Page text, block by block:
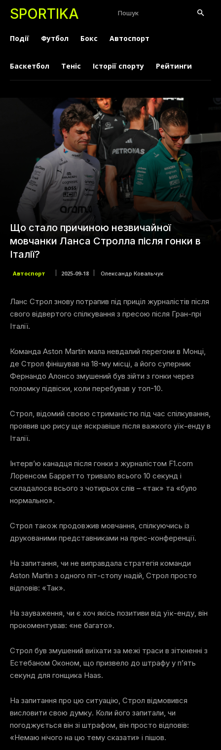
SPORTIKA Пошук
Події Футбол Бокс Автоспорт
Баскетбол Теніс Історії спорту Рейтинги
Що стало причиною незвичайної
мовчанки Ланса Стролла після гонки в
Італії?
Автоспорт 2025-09-18 Олександр Ковальчук
Ланс Строл знову потрапив під приціл журналістів після
свого відвертого спілкування з пресою після Гран-прі
Італії.
Команда Aston Martin мала невдалий перегони в Монці,
де Строл фінішував на 18-му місці, а його суперник
Фернандо Алонсо змушений був зійти з гонки через
поломку підвіски, коли перебував у топ-10.
Строл, відомий своєю стриманістю під час спілкування,
проявив цю рису ще яскравіше після важкого уїк-енду в
Італії.
Інтерв’ю канадця після гонки з журналістом F1.com
Лоренсом Барретто тривало всього 10 секунд і
складалося всього з чотирьох слів – «так» та «було
нормально».
Строл також продовжив мовчання, спілкуючись із
друкованими представниками на прес-конференції.
На запитання, чи не виправдала стратегія команди
Aston Martin з одного піт-стопу надій, Строл просто
відповів: «Так».
На зауваження, чи є хоч якісь позитиви від уїк-енду, він
прокоментував: «не багато».
Строл був змушений виїхати за межі траси в зіткненні з
Естебаном Оконом, що призвело до штрафу у п’ять
секунд для гонщика Haas.
На запитання про цю ситуацію, Строл відмовився
висловити свою думку. Коли його запитали, чи
погоджується він зі штрафом, він просто відповів:
«Немаю нічого на цю тему сказати» і пішов.